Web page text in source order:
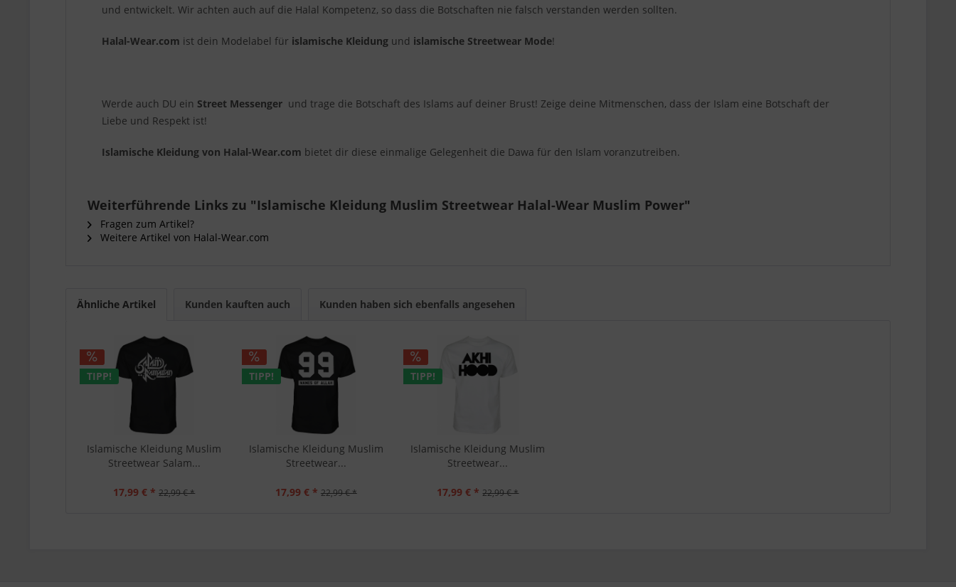
und entwickelt. Wir achten auch auf die Halal Kompetenz, so dass die Botschaften nie falsch verstanden werden sollten.
Halal-Wear.com ist dein Modelabel für islamische Kleidung und islamische Streetwear Mode!
Werde auch DU ein Street Messenger und trage die Botschaft des Islams auf deiner Brust! Zeige deine Mitmenschen, dass der Islam eine Botschaft der
Liebe und Respekt ist!
Islamische Kleidung von Halal-Wear.com bietet dir diese einmalige Gelegenheit die Dawa für den Islam voranzutreiben.
Weiterführende Links zu "Islamische Kleidung Muslim Streetwear Halal-Wear Muslim Power"
Fragen zum Artikel?
Weitere Artikel von Halal-Wear.com
Ähnliche Artikel Kunden kauften auch Kunden haben sich ebenfalls angesehen
TIPP!
Islamische Kleidung Muslim
Streetwear Salam...
17,99 € * 22,99 € *
TIPP!
Islamische Kleidung Muslim
Streetwear...
17,99 € * 22,99 € *
TIPP!
Islamische Kleidung Muslim
Streetwear...
17,99 € * 22,99 € *